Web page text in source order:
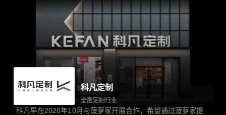
科凡定制
全屋定制行业
科凡早在2020年10月与菠萝家开展合作，希望通过菠萝家提